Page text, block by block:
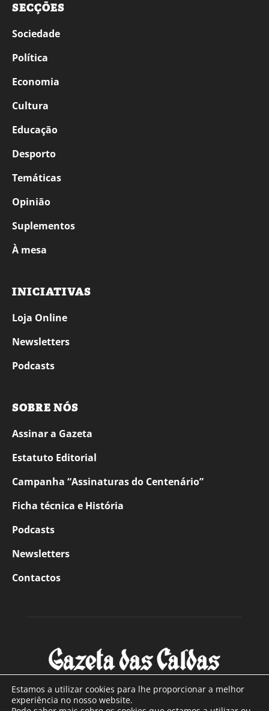
SECÇÕES
Sociedade
Política
Economia
Cultura
Educação
Desporto
Temáticas
Opinião
Suplementos
À mesa
INICIATIVAS
Loja Online
Newsletters
Podcasts
SOBRE NÓS
Assinar a Gazeta
Estatuto Editorial
Campanha “Assinaturas do Centenário”
Ficha técnica e História
Podcasts
Newsletters
Contactos
Estamos a utilizar cookies para lhe proporcionar a melhor
experiência no nosso website.